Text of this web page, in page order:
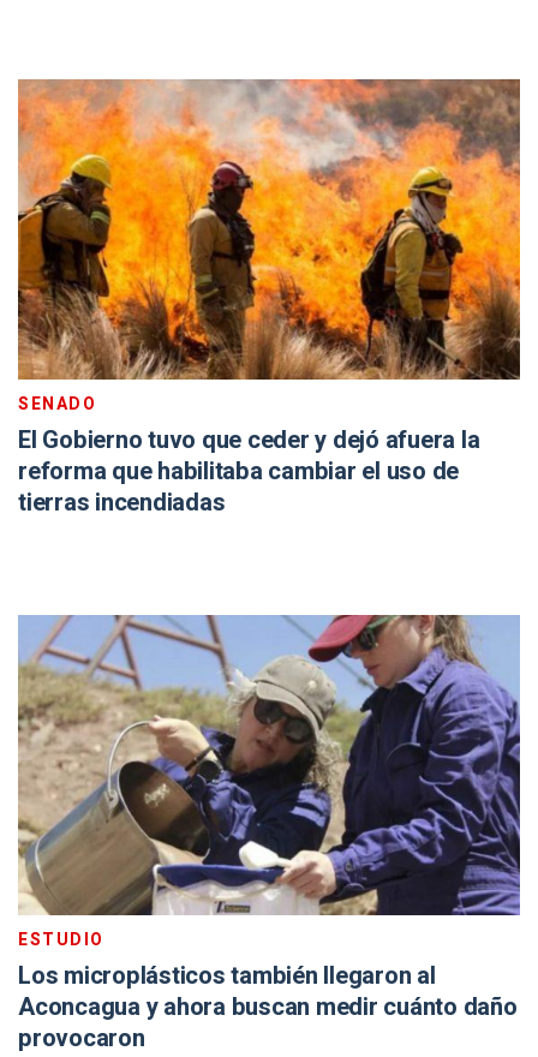
SENADO
El Gobierno tuvo que ceder y dejó afuera la
reforma que habilitaba cambiar el uso de
tierras incendiadas
ESTUDIO
Los microplásticos también llegaron al
Aconcagua y ahora buscan medir cuánto daño
provocaron